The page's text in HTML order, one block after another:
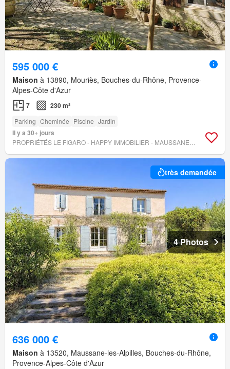
595 000 €
Maison à 13890, Mouriès, Bouches-du-Rhône, Provence-
Alpes-Côte d'Azur
7 230 m²
Parking Cheminée Piscine Jardin
Il y a 30+ jours
très demandée
4 Photos
636 000 €
Maison à 13520, Maussane-les-Alpilles, Bouches-du-Rhône,
Provence-Alpes-Côte d'Azur